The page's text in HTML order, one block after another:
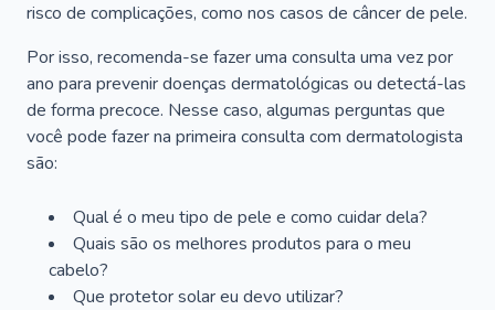
risco de complicações, como nos casos de câncer de pele.
Por isso, recomenda-se fazer uma consulta uma vez por
ano para prevenir doenças dermatológicas ou detectá-las
de forma precoce. Nesse caso, algumas perguntas que
você pode fazer na primeira consulta com dermatologista
são:
Qual é o meu tipo de pele e como cuidar dela?
Quais são os melhores produtos para o meu
cabelo?
Que protetor solar eu devo utilizar?